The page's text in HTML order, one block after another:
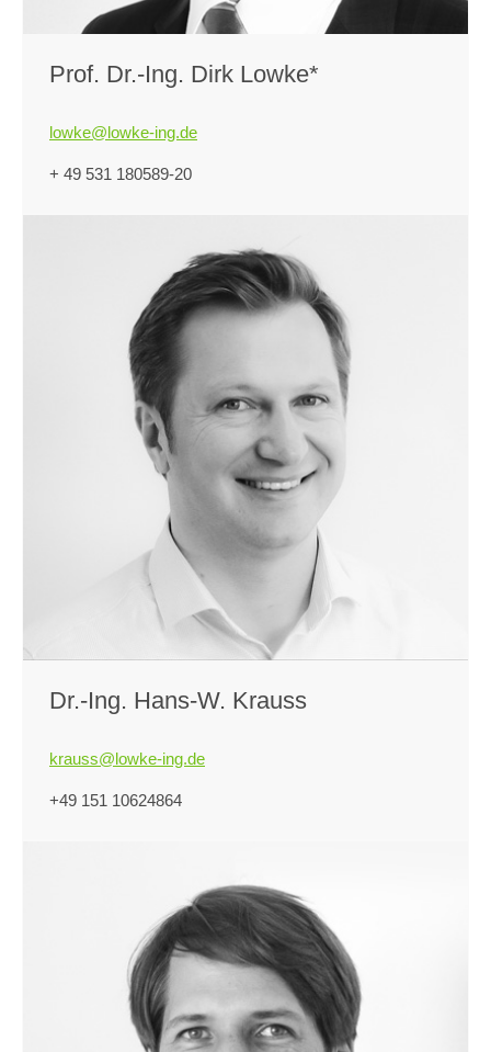
Prof. Dr.-Ing. Dirk Lowke*
lowke@lowke-ing.de
+ 49 531 180589-20
Dr.-Ing. Hans-W. Krauss
krauss@lowke-ing.de
+49 151 10624864